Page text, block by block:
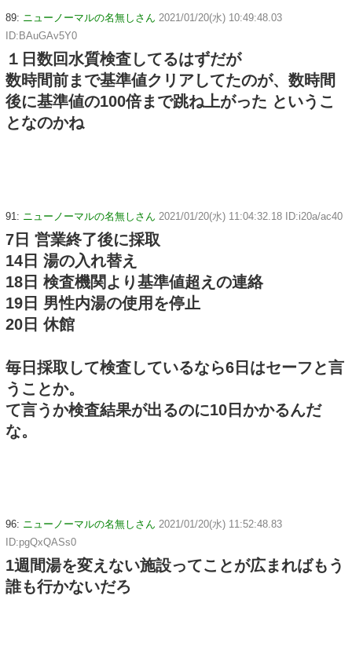
89: ニューノーマルの名無しさん 2021/01/20(水) 10:49:48.03
ID:BAuGAv5Y0
１日数回水質検査してるはずだが
数時間前まで基準値クリアしてたのが、数時間
後に基準値の100倍まで跳ね上がった というこ
となのかね
91: ニューノーマルの名無しさん 2021/01/20(水) 11:04:32.18 ID:i20a/ac40
7日 営業終了後に採取
14日 湯の入れ替え
18日 検査機関より基準値超えの連絡
19日 男性内湯の使用を停止
20日 休館
毎日採取して検査しているなら6日はセーフと言
うことか。
て言うか検査結果が出るのに10日かかるんだ
な。
96: ニューノーマルの名無しさん 2021/01/20(水) 11:52:48.83
ID:pgQxQASs0
1週間湯を変えない施設ってことが広まればもう
誰も行かないだろ